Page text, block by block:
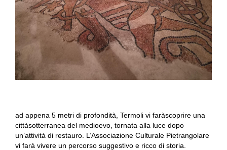
ad appena 5 metri di profondità, Termoli vi faràscoprire una
cittàsotterranea del medioevo, tornata alla luce dopo
un’attività di restauro. L’Associazione Culturale Pietrangolare
vi farà vivere un percorso suggestivo e ricco di storia.